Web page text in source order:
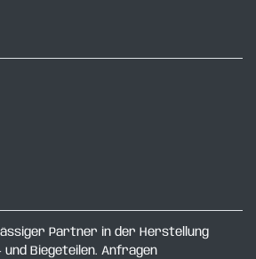
Partner in der Herstellung
Biegeteilen. Anfragen